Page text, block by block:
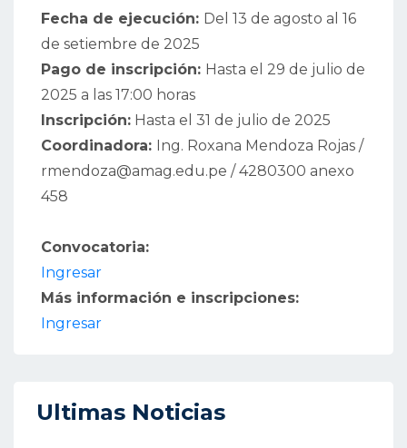
Fecha de ejecución: Del 13 de agosto al 16
de setiembre de 2025
Pago de inscripción: Hasta el 29 de julio de
2025 a las 17:00 horas
Inscripción: Hasta el 31 de julio de 2025
Coordinadora: Ing. Roxana Mendoza Rojas /
rmendoza@amag.edu.pe / 4280300 anexo
458
Convocatoria:
Ingresar
Más información e inscripciones:
Ingresar
Ultimas Noticias